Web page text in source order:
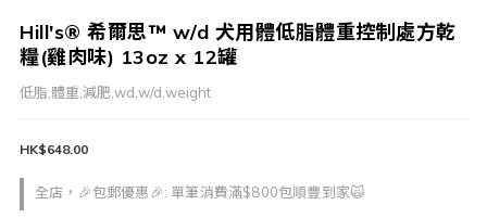
Hill's® 希爾思™ w/d 犬用體低脂體重控制處方乾
糧(雞肉味) 13oz x 12罐
低脂,體重,減肥,wd,w/d,weight
全店，🎉包郵優惠🎉: 單筆消費滿$800包順豐到家🙀
HK$648.00